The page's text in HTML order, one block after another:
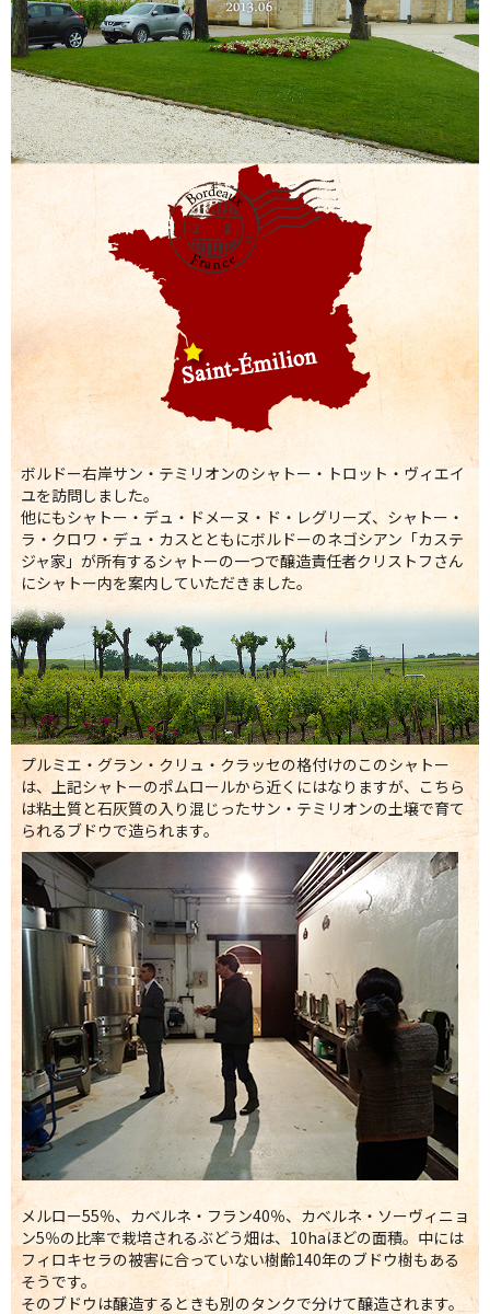
ボルドー右岸サン・テミリオンのシャトー・トロット・ヴィエイ
ユを訪問しました。
他にもシャトー・デュ・ドメーヌ・ド・レグリーズ、シャトー・
ラ・クロワ・デュ・カスとともにボルドーのネゴシアン「カステ
ジャ家」が所有するシャトーの一つで醸造責任者クリストフさん
にシャトー内を案内していただきました。
プルミエ・グラン・クリュ・クラッセの格付けのこのシャトー
は、上記シャトーのポムロールから近くにはなりますが、こちら
は粘土質と石灰質の入り混じったサン・テミリオンの土壌で育て
られるブドウで造られます。
メルロー55％、カベルネ・フラン40％、カベルネ・ソーヴィニョ
ン5％の比率で栽培されるぶどう畑は、10haほどの面積。中には
フィロキセラの被害に合っていない樹齢140年のブドウ樹もある
そうです。
そのブドウは醸造するときも別のタンクで分けて醸造されます。